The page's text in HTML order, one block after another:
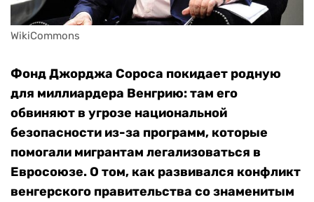
WikiCommons
Фонд Джорджа Сороса покидает родную
для миллиардера Венгрию: там его
обвиняют в угрозе национальной
безопасности из-за программ, которые
помогали мигрантам легализоваться в
Евросоюзе. О том, как развивался конфликт
венгерского правительства со знаменитым